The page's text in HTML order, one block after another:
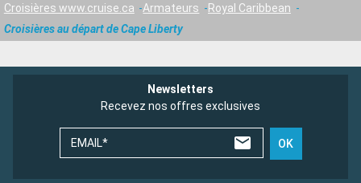
Croisières www.cruise.ca Armateurs
Royal Caribbean
Croisières au départ de Cape Liberty
Newsletters
Recevez nos offres exclusives
EMAIL* OK